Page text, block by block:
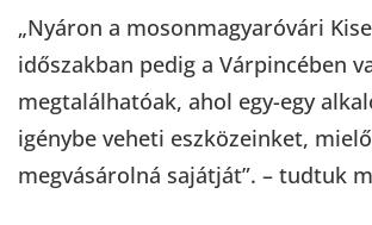
„Nyáron a mosonmagyaróvári
időszakban pedig a Várpincében
megtalálhatóak, ahol egy-egy
igénybe veheti eszközeinket,
megvásárolná sajátját”. – tudtuk